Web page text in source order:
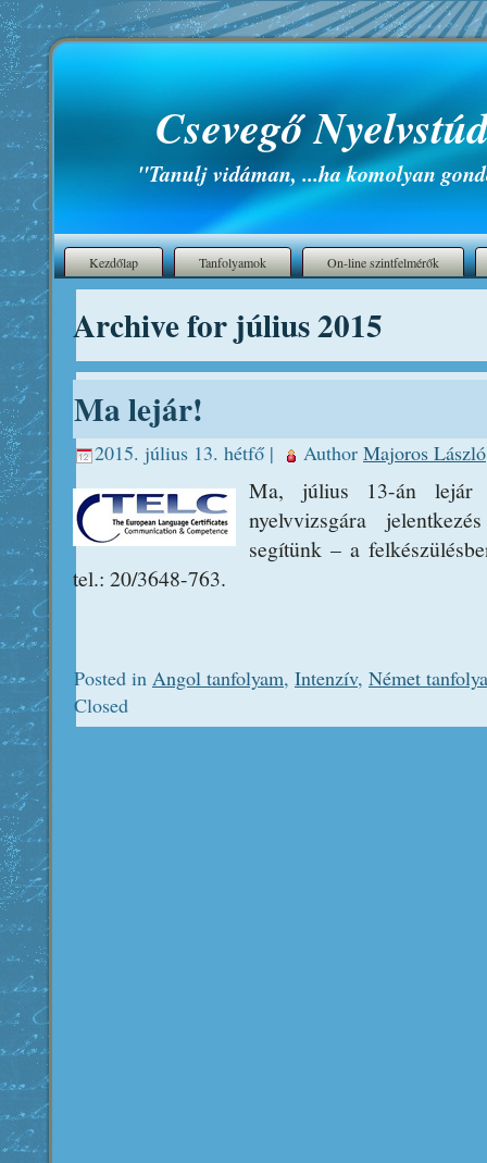
Csevegő
"Tanulj vidáman, ...ha komolyan
Kezdőlap Tanfolyamok On-line szintfelmérők
Archive for július 2015
Ma lejár!
2015. július 13. hétfő | Author Majoros László
Ma, július 13-án lejár
nyelvvizsgára
segítünk – a
tel.: 20/3648-763.
Posted in Angol tanfolyam, Intenzív, Német
Closed